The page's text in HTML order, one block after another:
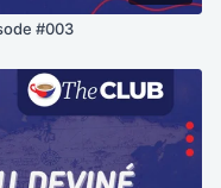
#003